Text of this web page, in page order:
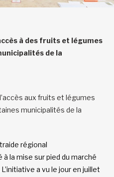
à des fruits et légumes
de la
aux fruits et légumes
municipalités de la
régional
à la mise sur pied du marché
a vu le jour en juillet